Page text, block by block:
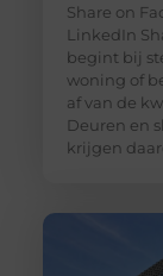
Share on
LinkedIn
begint bij
woning of
af van de
Deuren en
krijgen